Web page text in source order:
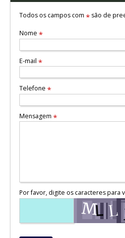
Todos os campos com *são de
Nome *
E-mail *
Telefone *
Mensagem *
Por favor, digite os caracteres para